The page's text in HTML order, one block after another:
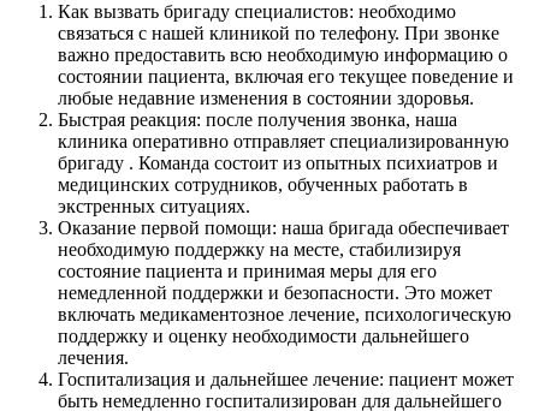
Как вызвать бригаду специалистов: необходимо
связаться с нашей клиникой по телефону. При звонке
важно предоставить всю необходимую информацию о
состоянии пациента, включая его текущее поведение и
любые недавние изменения в состоянии здоровья.
Быстрая реакция: после получения звонка, наша
клиника оперативно отправляет специализированную
бригаду . Команда состоит из опытных психиатров и
медицинских сотрудников, обученных работать в
экстренных ситуациях.
Оказание первой помощи: наша бригада обеспечивает
необходимую поддержку на месте, стабилизируя
состояние пациента и принимая меры для его
немедленной поддержки и безопасности. Это может
включать медикаментозное лечение, психологическую
поддержку и оценку необходимости дальнейшего
лечения.
Госпитализация и дальнейшее лечение: пациент может
быть немедленно госпитализирован для дальнейшего